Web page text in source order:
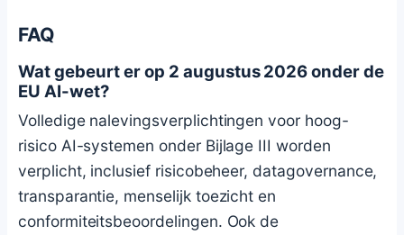
FAQ
Wat gebeurt er op 2 augustus 2026 onder de
EU AI-wet?
Volledige nalevingsverplichtingen voor hoog-
risico AI-systemen onder Bijlage III worden
verplicht, inclusief risicobeheer, datagovernance,
transparantie, menselijk toezicht en
conformiteitsbeoordelingen. Ook de